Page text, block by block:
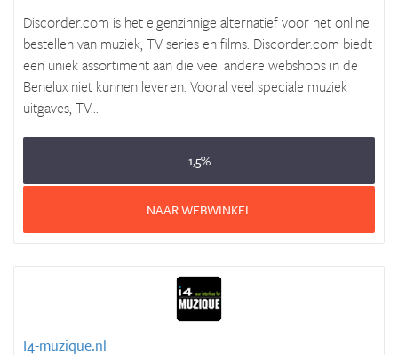
Discorder.com is het eigenzinnige alternatief voor het online
bestellen van muziek, TV series en films. Discorder.com biedt
een uniek assortiment aan die veel andere webshops in de
Benelux niet kunnen leveren. Vooral veel speciale muziek
uitgaves, TV...
1,5%
NAAR WEBWINKEL
I4-muzique.nl